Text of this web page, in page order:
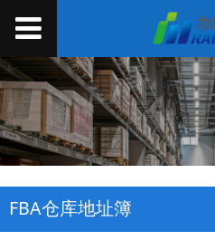
FBA仓库地址簿